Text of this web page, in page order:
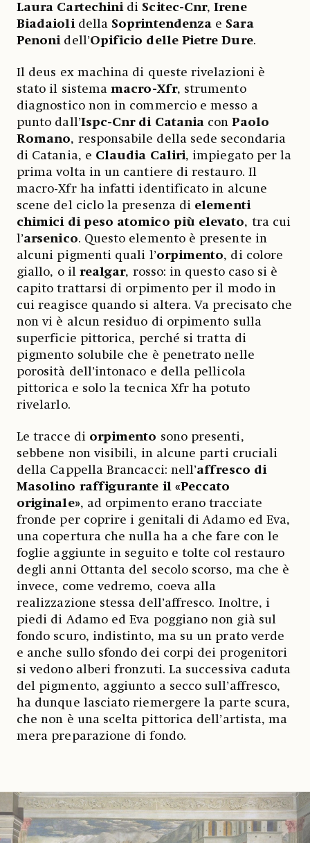
Laura Cartechini di Scitec-Cnr,Irene
Biadaioli della Soprintendenza e Sara
Penonidell’Opificio delle Pietre Dure.
Il deus ex machina di queste rivelazioni è
stato il sistemamacro-Xfr, strumento
diagnostico non in commercio e messo a
punto dall’Ispc-Cnr di Catania conPaolo
Romano, responsabile della sede secondaria
di Catania, e Claudia Caliri, impiegato per la
prima volta in un cantiere di restauro. Il
macro-Xfr ha infatti identificato in alcune
scene del ciclo la presenza di elementi
chimici di peso atomico più elevato, tra cui
l’arsenico. Questo elemento è presente in
alcuni pigmenti quali l’orpimento, di colore
giallo, o il realgar, rosso: in questo caso si è
capito trattarsi di orpimento per il modo in
cui reagisce quando si altera. Va precisato che
non vi è alcun residuo di orpimento sulla
superficie pittorica, perché si tratta di
pigmento solubile che è penetrato nelle
porosità dell’intonaco e della pellicola
pittorica e solo la tecnica Xfr ha potuto
rivelarlo.
Le tracce di orpimento sono presenti,
sebbene non visibili, in alcune parti cruciali
della Cappella Brancacci: nell’affresco di
Masolino raffigurante il «Peccato
originale», ad orpimento erano tracciate
fronde per coprire i genitali di Adamo ed Eva,
una copertura che nulla ha a che fare con le
foglie aggiunte in seguito e tolte col restauro
degli anni Ottanta del secolo scorso, ma che è
invece, come vedremo, coeva alla
realizzazione stessa dell’affresco. Inoltre, i
piedi di Adamo ed Eva poggiano non già sul
fondo scuro, indistinto, ma su un prato verde
e anche sullo sfondo dei corpi dei progenitori
si vedono alberi fronzuti. La successiva caduta
del pigmento, aggiunto a secco sull’affresco,
ha dunque lasciato riemergere la parte scura,
che non è una scelta pittorica dell’artista, ma
mera preparazione di fondo.